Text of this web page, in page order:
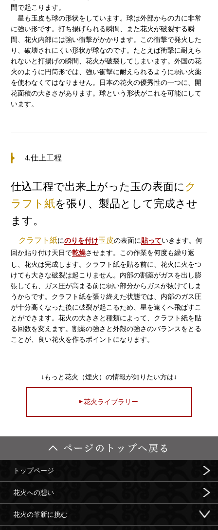
間で起こります。
星も玉皮も球の形状をしています。球は外部からの力に非常
に強い形です。打ち揚げられる瞬間、また花火が破裂する瞬
間、花火内部には強い衝撃がかかります。この衝撃で発火した
り、破壊されにくい形状が球なのです。たとえば衝撃に耐えら
れないと打揚げの瞬間、花火が破裂してしまいます。外国の花
火のように円筒形では、強い衝撃に耐えられるように弱い火薬
を使わなくてはなりません。日本の花火の優秀性の一つに、開
花面積の大きさがあります。球という形状がこれを可能にして
います。
4.仕上工程
仕込工程で出来上がった玉の表面に ク
ラフト紙を張り、製品として完成させ
ます。
クラフト紙にのりを付け玉皮の表面に貼っていきます。何
回か貼り付け天日で乾燥させます。この作業を何度も繰り返
し、花火は完成します。クラフト紙を貼る前に、花火に火をつ
けても大きな破裂は起こりません。内部の割薬がガスを出し膨
張しても、ガス圧が高まる前に弱い部分からガスが抜けてしま
うからです。クラフト紙を張り終えた状態では、内部のガス圧
が十分高くなった後に破裂が起こるため、星を遠くへ飛ばすこ
とができます。花火の大きさと種類によって、クラフト紙を貼
る回数を変えます。割薬の強さと外殻の強さのバランスをとる
ことが、良い花火を作るポイントになります。
↓もっと花火（煙火）の情報が知りたい方は↓
花火ライブラリー
トップページ
花火への想い
花火の革新に挑む